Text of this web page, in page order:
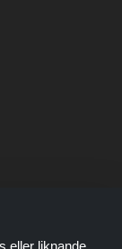
eller liknande